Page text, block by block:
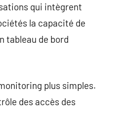
qui intègrent
la capacité de
tableau de bord
plus simples.
des accès des